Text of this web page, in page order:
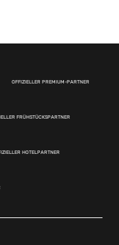
OFFIZIELLER PREMIUM-PARTNER
FRÜHSTÜCKSPARTNER
HOTELPARTNER